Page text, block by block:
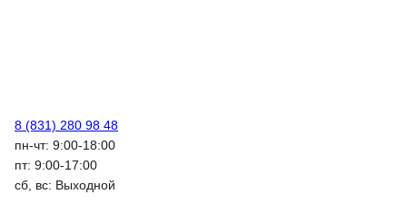
8 (831) 280 98 48
пн-чт: 9:00-18:00
пт: 9:00-17:00
сб, вс: Выходной